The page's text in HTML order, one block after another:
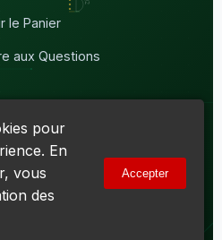
le Panier
aux Questions
Inc.
|
Conditions d'utilisation
(NEQ) :
TVQ : 10-1702-3051TQ0001
pour
En
vous
des
Accepter